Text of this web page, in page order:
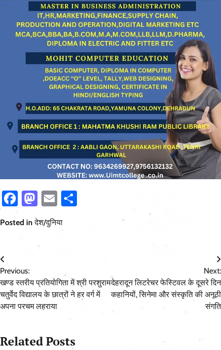
Facebook
Mastodon
Email
Posted inदेश/दुनिया
Post
navigation
Previous:
खण्ड स्तरीय प्रतियोगिता में श्री परशुराम
चतुर्वेद विद्यालय के छात्रों ने हर वर्ग में
अपना परचम लहराया
Next:
देहरादून लिटरेचर फेस्टिवल के दूसरे दिन
कहानियों, सिनेमा और संस्कृति की अनूठी
संगति
Related Posts